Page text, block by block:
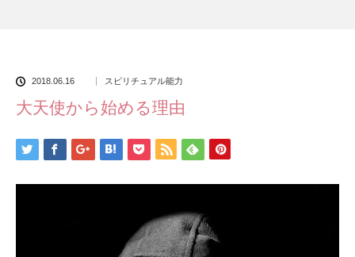
2018.06.16 スピリチュアル能力
大天使から始める理由